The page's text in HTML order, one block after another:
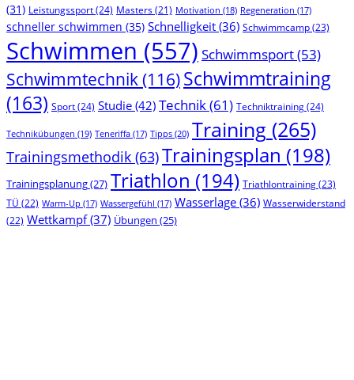
(31) Leistungssport(24) Masters (21) Motivation (18) Regeneration (17)
schneller schwimmen (35) Schnelligkeit (36) Schwimmcamp(23)
Schwimmen (557) Schwimmsport(53)
Schwimmtechnik(116)Schwimmtraining
(163) Sport(24) Studie (42) Technik(61) Techniktraining(24)
Technikübungen (19) Teneriffa (17) Tipps (20) Training (265)
Trainingsmethodik (63)Trainingsplan (198)
Trainingsplanung(27) Triathlon (194) Triathlontraining(23)
TÜ (22) Warm-Up (17) Wassergefühl (17) Wasserlage (36) Wasserwiderstand
(22) Wettkampf(37) Übungen (25)